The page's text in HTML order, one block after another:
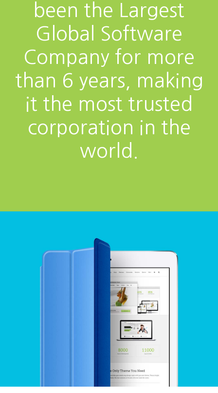
been the Largest
Global Software
Company for more
than 6 years, making
it the most trusted
corporation in the
world.